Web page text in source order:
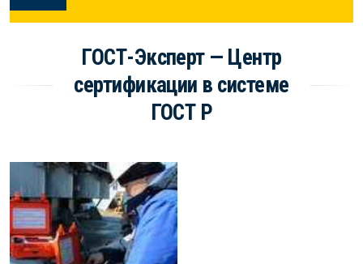
ГОСТ-Эксперт — Центр
сертификации в системе
ГОСТ Р